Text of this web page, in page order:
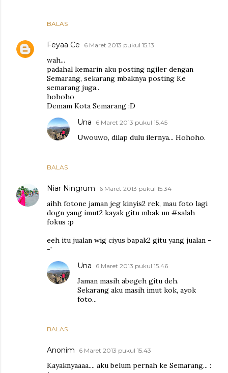
BALAS
Feyaa Ce 6 Maret 2013 pukul 15.13
wah...
padahal kemarin aku posting ngiler dengan
Semarang, sekarang mbaknya posting Ke
semarang juga..
hohoho
Demam Kota Semarang :D
BALAS
Una 6 Maret 2013 pukul 15.45
Uwouwo, dilap dulu ilernya... Hohoho.
Niar Ningrum 6 Maret 2013 pukul 15.34
aihh fotone jaman jeg kinyis2 rek, mau foto lagi
dogn yang imut2 kayak gitu mbak un #salah
fokus :p
eeh itu jualan wig ciyus bapak2 gitu yang jualan -
-'
BALAS
Una 6 Maret 2013 pukul 15.46
Jaman masih abegeh gitu deh.
Sekarang aku masih imut kok, ayok
foto...
Anonim 6 Maret 2013 pukul 15.43
Kayaknyaaaa.... aku belum pernah ke Semarang... :